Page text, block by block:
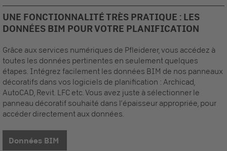
UNE FONCTIONNALITÉ TRÈS PRATIQUE : LES
DONNÉES BIM POUR VOTRE PLANIFICATION
Grâce aux services numériques de Pfleiderer, vous accédez à
toutes les données pertinentes en seulement quelques
étapes. Intégrez facilement les données BIM de nos panneaux
décoratifs dans vos logiciels de planification : Archicad,
AutoCAD, Revit. LFC etc. Vous avez juste à sélectionner le
panneau décoratif souhaité dans l’épaisseur appropriée, pour
accéder directement aux données.
Données BIM